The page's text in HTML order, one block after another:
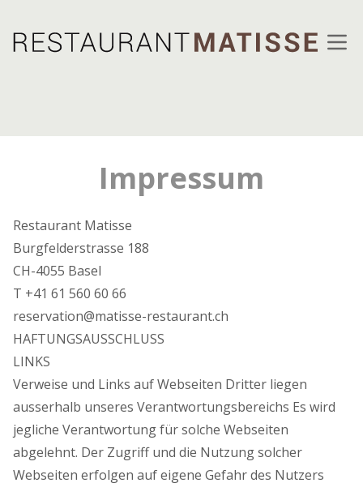
Impressum
Restaurant Matisse
Burgfelderstrasse 188
CH-4055 Basel
T +41 61 560 60 66
reservation@matisse-restaurant.ch
HAFTUNGSAUSSCHLUSS
LINKS
Verweise und Links auf Webseiten Dritter liegen
ausserhalb unseres Verantwortungsbereichs Es wird
jegliche Verantwortung für solche Webseiten
abgelehnt. Der Zugriff und die Nutzung solcher
Webseiten erfolgen auf eigene Gefahr des Nutzers